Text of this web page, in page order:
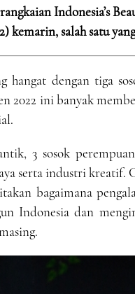
Indonesia’s
kemarin, salah satu
hangat dengan tiga
2022 ini banyak
3 sosok
serta industri kreatif.
bagaimana
Indonesia dan